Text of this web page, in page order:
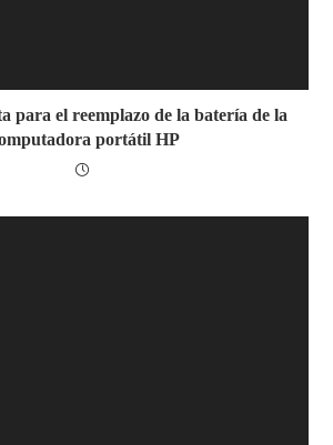
para el reemplazo de la batería de la
portátil HP